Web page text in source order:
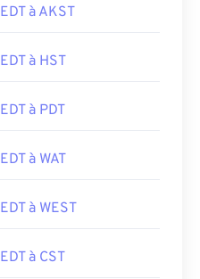
EDT à AKST
EDT à HST
EDT à PDT
EDT à WAT
EDT à WEST
EDT à CST